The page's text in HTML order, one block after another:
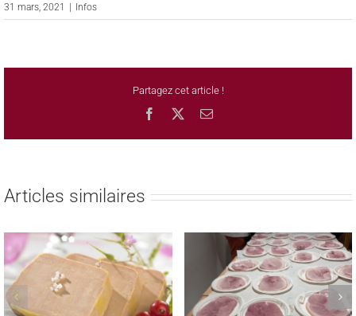
31 mars, 2021 Infos
Partagez cet article !
Facebook Email
Articles similaires
TROPHEE NATIONAL
REMISE DES PRIX AUX
LAUREATS DES CONCOURS